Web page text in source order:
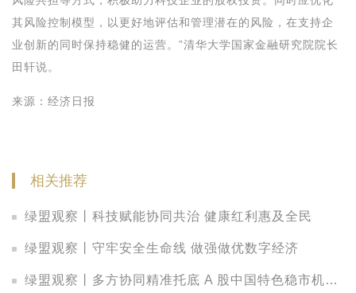
其风险控制模型，以更好地评估和管理潜在的风险，在支持企
业创新的同时保持稳健的运营。”清华大学国家金融研究院院长
田轩说。
来源：经济日报
相关推荐
绿盟观察丨科技赋能协同共治 健康红利惠及全民
绿盟观察丨守牢安全生命线 做强做优数字经济
绿盟观察丨多方协同精准托底 A 股中国特色稳市机制持续显效